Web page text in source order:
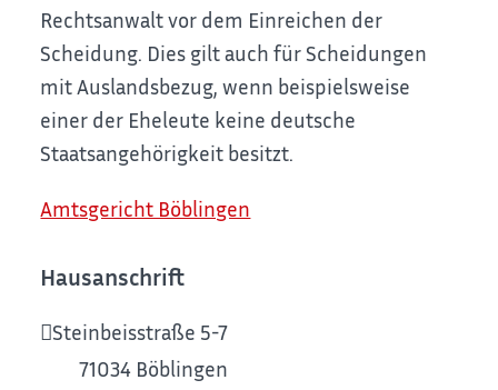
Rechtsanwalt vor dem Einreichen der
Scheidung. Dies gilt auch für Scheidungen
mit Auslandsbezug, wenn beispielsweise
einer der Eheleute keine deutsche
Staatsangehörigkeit besitzt.
Amtsgericht Böblingen
Hausanschrift
Steinbeisstraße 5-7
71034 Böblingen